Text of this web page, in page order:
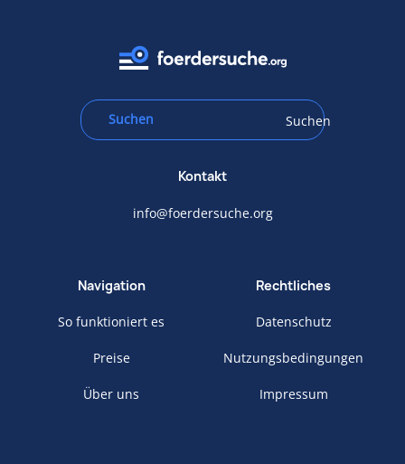
Suchen
Kontakt
info@foerdersuche.org
Navigation
So funktioniert es
Preise
Über uns
Rechtliches
Datenschutz
Nutzungsbedingungen
Impressum